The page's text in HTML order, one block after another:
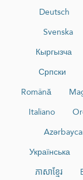
Deutsch
Svenska
Кыргызча
Српски
Română
Italiano
Українська
ភាសាខ្មែរ